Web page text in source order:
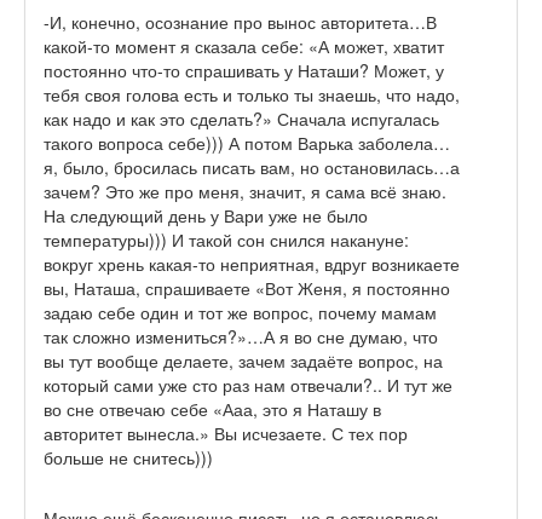
-И, конечно, осознание про вынос авторитета…В
какой-то момент я сказала себе: «А может, хватит
постоянно что-то спрашивать у Наташи? Может, у
тебя своя голова есть и только ты знаешь, что надо,
как надо и как это сделать?» Сначала испугалась
такого вопроса себе))) А потом Варька заболела…
я, было, бросилась писать вам, но остановилась…а
зачем? Это же про меня, значит, я сама всё знаю.
На следующий день у Вари уже не было
температуры))) И такой сон снился накануне:
вокруг хрень какая-то неприятная, вдруг возникаете
вы, Наташа, спрашиваете «Вот Женя, я постоянно
задаю себе один и тот же вопрос, почему мамам
так сложно измениться?»…А я во сне думаю, что
вы тут вообще делаете, зачем задаёте вопрос, на
который сами уже сто раз нам отвечали?.. И тут же
во сне отвечаю себе «Ааа, это я Наташу в
авторитет вынесла.» Вы исчезаете. С тех пор
больше не снитесь)))